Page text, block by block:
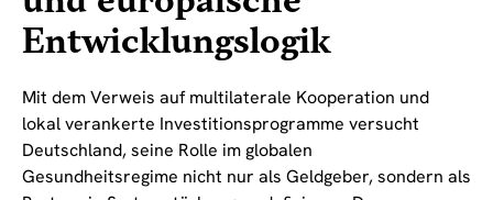
Entwicklungslogik
Mit dem Verweis auf multilaterale Kooperation und
lokal verankerte Investitionsprogramme versucht
Deutschland, seine Rolle im globalen
Gesundheitsregime nicht nur als Geldgeber, sondern als